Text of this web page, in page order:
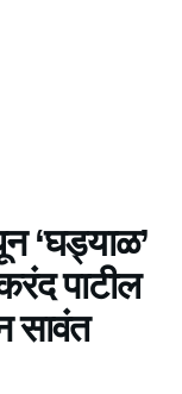
‘घड्याळ’
पाटील
सावंत